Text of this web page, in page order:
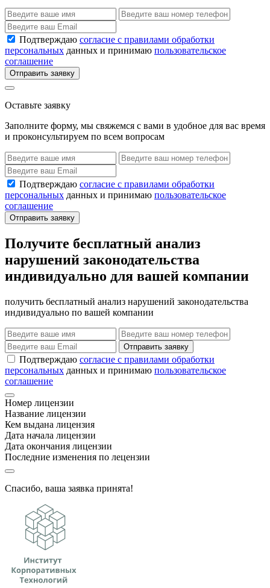
Подтверждаю согласие с правилами обработки
персональных данных и принимаю пользовательское
соглашение
Отправить заявку
Оставьте заявку
Заполните форму, мы свяжемся с вами в удобное для вас время
и проконсультируем по всем вопросам
Подтверждаю согласие с правилами обработки
персональных данных и принимаю пользовательское
соглашение
Отправить заявку
Получите бесплатный анализ
нарушений законодательства
индивидуально для вашей компании
получить бесплатный анализ нарушений законодательства
индивидуально по вашей компании
Отправить заявку
Подтверждаю согласие с правилами обработки
персональных данных и принимаю пользовательское
соглашение
Номер лицензии
Название лицензии
Кем выдана лицензия
Дата начала лицензии
Дата окончания лицензии
Последние изменения по лецензии
Спасибо, ваша заявка принята!